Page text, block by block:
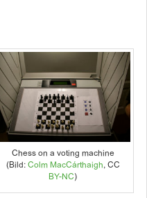
Chess on a voting machine
(Bild: Colm MacCárthaigh, CC
BY-NC)